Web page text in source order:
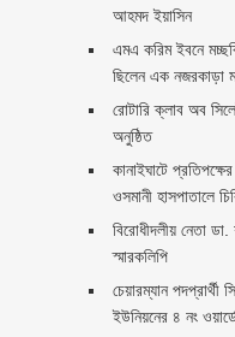
আহমদ ইয়াসিন
এমএ করিম ইবনে
ছিলেন এক নজরকাড়া
রোটারি ক্লাব অব
অনুষ্ঠিত
কানাইঘাটে
ওসমানী হাসপাতালে
বিরোধীদলীয় নেতা
স্মারকলিপি ‎
চেয়ারম্যান পদপ্রার্থী
ইউনিয়নের ৪ নং